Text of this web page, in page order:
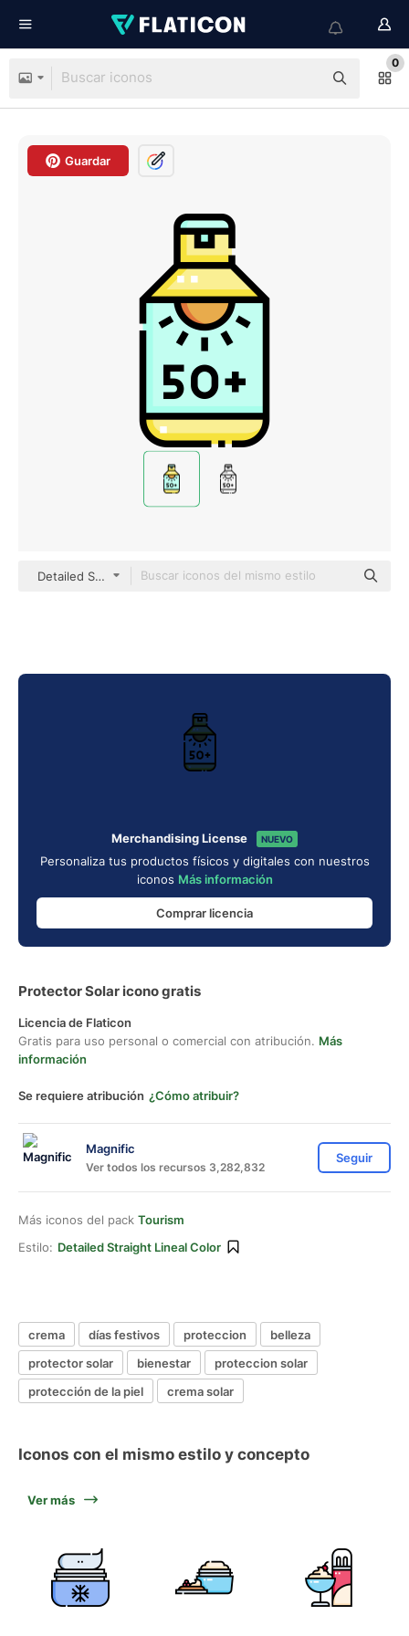
0
Guardar
Detailed Straight Lineal color
Merchandising License NUEVO
Personaliza tus productos físicos y digitales con nuestros
iconos Más información
Comprar licencia
Protector Solar icono gratis
Licencia de Flaticon
Gratis para uso personal o comercial con atribución. Más
información
Se requiere atribución ¿Cómo atribuir?
Magnific
Ver todos los recursos 3,282,832
Seguir
Más iconos del pack Tourism
Estilo: Detailed Straight Lineal Color
crema días festivos proteccion
belleza
protector solar
bienestar
proteccion solar
protección de la piel
crema solar
Iconos con el mismo estilo y concepto
Ver más